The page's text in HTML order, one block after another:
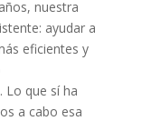
nuestra
ayudar a
eficientes y
Lo que sí ha
a cabo esa